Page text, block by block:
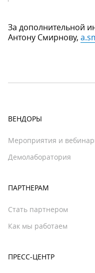
За дополнительной
Антону Смирнову,
ВЕНДОРЫ
Мероприятия и
Демолаборатория
ПАРТНЕРАМ
Стать партнером
Как мы работаем
ПРЕСС-ЦЕНТР